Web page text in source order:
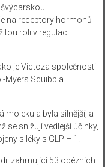
švýcarskou
na receptory hormonů
roli v regulaci
je Victoza společnosti
Myers Squibb a
molekula byla silnější, a
se snižují vedlejší účinky,
s léky s GLP – 1.
zahrnující 53 obézních